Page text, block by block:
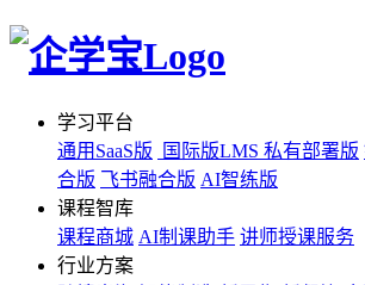
学习平台
通用SaaS版
国际版LMS 私有部署版
合版 飞书融合版 AI智练版
课程智库
课程商城 AI制课助手 讲师授课服务
行业方案